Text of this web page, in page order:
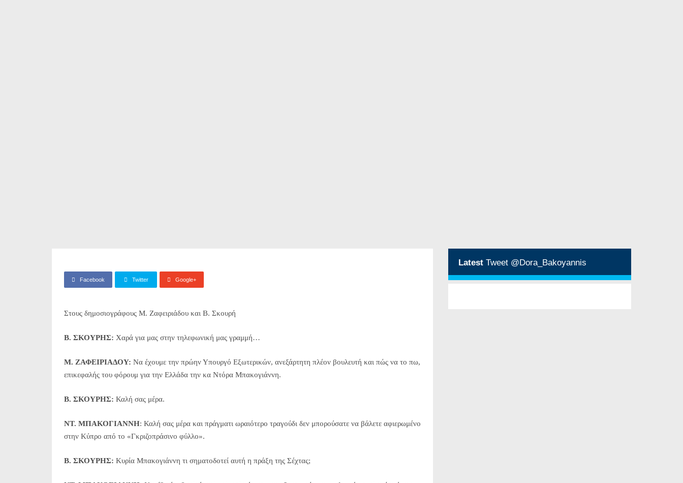
Facebook Twitter Google+
Στους δημοσιογράφους Μ. Ζαφειριάδου και Β. Σκουρή
Β. ΣΚΟΥΡΗΣ: Χαρά για μας στην τηλεφωνική μας γραμμή…
Μ. ΖΑΦΕΙΡΙΑΔΟΥ: Να έχουμε την πρώην Υπουργό Εξωτερικών, ανεξάρτητη πλέον βουλευτή και πώς να το πω,
επικεφαλής του φόρουμ για την Ελλάδα την κα Ντόρα Μπακογιάννη.
Β. ΣΚΟΥΡΗΣ: Καλή σας μέρα.
NT. MΠΑΚΟΓΙΑΝΝΗ: Καλή σας μέρα και πράγματι ωραιότερο τραγούδι δεν μπορούσατε να βάλετε αφιερωμένο
στην Κύπρο από το «Γκριζοπράσινο φύλλο».
Β. ΣΚΟΥΡΗΣ: Κυρία Μπακογιάννη τι σηματοδοτεί αυτή η πράξη της Σέχτας;
Latest Tweet @Dora_Bakoyannis